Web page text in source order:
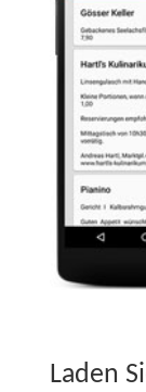
Laden